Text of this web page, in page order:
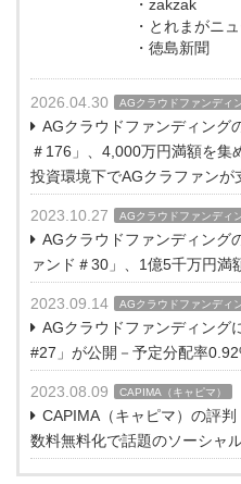
・zakzak
・とれまがニ
・徳島新聞
2026.04.30 AGクラウドファンディ
AGクラウドファンディング
＃176」、4,000万円満額を集
投資環境下でAGクラファンが
2023.10.27 AGクラウドファンディ
AGクラウドファンディング
ァンド＃30」、1億5千万円満
2023.09.14 AGクラウドファンディ
AGクラウドファンディング
#27」が公開－予定分配率
2023.08.09 CAPIMA（キャピマ）
CAPIMA（キャピマ）の評
数料無料化で話題のソーシャ